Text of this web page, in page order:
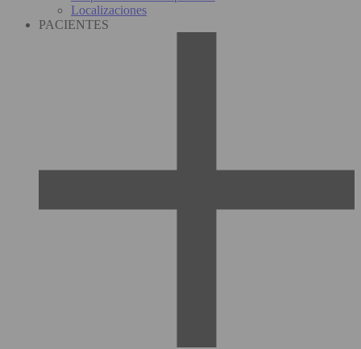
Localizaciones
PACIENTES